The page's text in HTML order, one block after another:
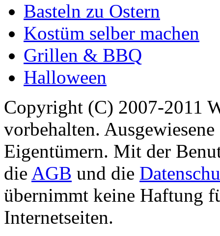
Basteln zu Ostern
Kostüm selber machen
Grillen & BBQ
Halloween
Copyright (C) 2007-2011
vorbehalten.
Eigentümern. Mit der
die AGB und die
übernimmt keine Haftung
Internetseiten.